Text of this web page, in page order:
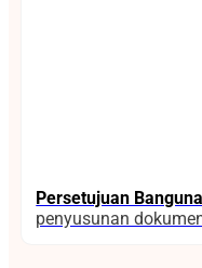
Persetujuan
penyusunan